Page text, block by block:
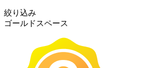
絞り込み
ゴールドスペース